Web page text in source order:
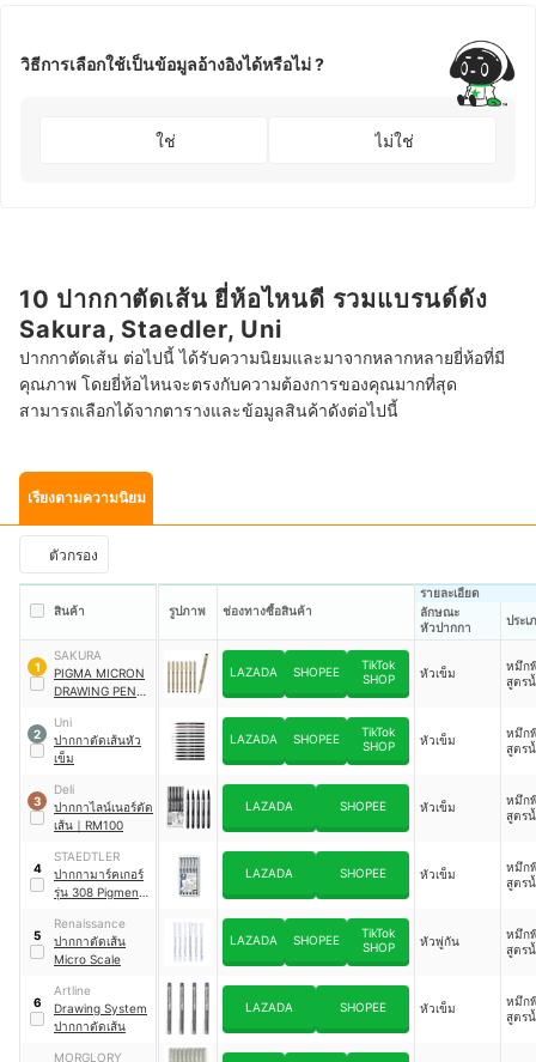
วิธีการเลือกใช้เป็นข้อมูลอ้างอิงได้หรือไม่ ?
ใช่ ไม่ใช่
10 ปากกาตัดเส้น ยี่ห้อไหนดี รวมแบรนด์ดัง
Sakura, Staedler, Uni
ปากกาตัดเส้น ต่อไปนี้ ได้รับความนิยมและมาจากหลากหลายยี่ห้อที่มี
คุณภาพ โดยยี่ห้อไหนจะตรงกับความต้องการของคุณมากที่สุด
สามารถเลือกได้จากตารางและข้อมูลสินค้าดังต่อไปนี้
เรียงตามความนิยม
ตัวกรอง
สินค้า รูปภาพ ช่องทางซื้อสินค้า
รายละเอียด
ลักษณะ
หัวปากกา
ประ
1
SAKURA
PIGMA MICRON
DRAWING PEN
กม่า
LAZADA SHOPEE
TikTok
SHOP
หัวเข็ม
หมึก
สูตร
2
Uni
ปากกาตัดเส้นหัว
เข็ม
LAZADA SHOPEE
TikTok
SHOP
หัวเข็ม
หมึก
สูตร
3
Deli
ปากกาไลน์เนอร์ตัด
เส้น ｜ RM100
LAZADA SHOPEE หัวเข็ม
หมึก
สูตร
4
STAEDTLER
ปากกามาร์คเกอร์
รุ่น 308 Pigment
LAZADA SHOPEE หัวเข็ม
หมึก
สูตร
5
Renaissance
ปากกาตัดเส้น
Micro Scale
LAZADA SHOPEE
TikTok
SHOP
หัวพู่กัน
หมึก
สูตร
6
Artline
Drawing System
ปากกาตัดเส้น
LAZADA SHOPEE หัวเข็ม
หมึก
สูตร
MORGLORY